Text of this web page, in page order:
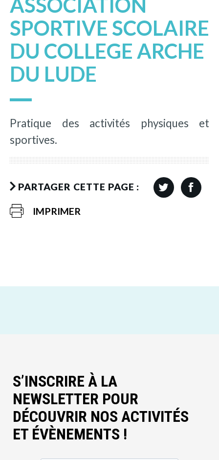
ASSOCIATION
SPORTIVE SCOLAIRE
DU COLLEGE ARCHE
DU LUDE
Pratique des activités physiques et
sportives.
PARTAGER CETTE PAGE :
IMPRIMER
S’INSCRIRE À LA
NEWSLETTER POUR
DÉCOUVRIR NOS ACTIVITÉS
ET ÉVÈNEMENTS !